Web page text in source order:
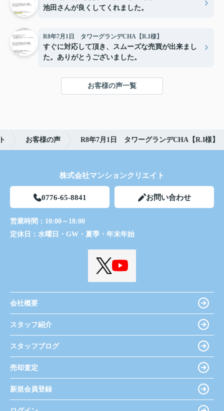
池田さんが良くしてくれました。
R8年7月1日 タワーグランデCHA【R.I様】
すぐに対応して頂き、スムーズな売買が出来まし
た。ありがとうございました。
お客様の声一覧
お客様の声 R8年7月1日 タワーグランデCHA【R.I様】
株式会社マンションクリエイト
0776-65-8841 お問い合わせ
営業時間： 10:00～18:00
定休日： 水曜日・GW・夏季・年末年始
会社概要
スタッフ紹介
スタッフブログ
売却査定
新規会員登録